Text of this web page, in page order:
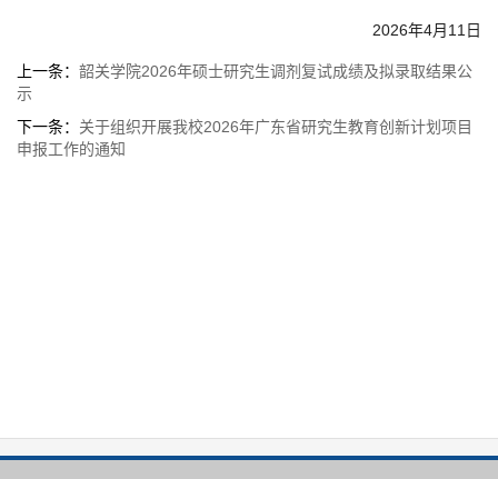
2026年4月11日
上一条： 韶关学院2026年硕士研究生调剂复试成绩及拟录取结果公
示
下一条： 关于组织开展我校2026年广东省研究生教育创新计划项目
申报工作的通知